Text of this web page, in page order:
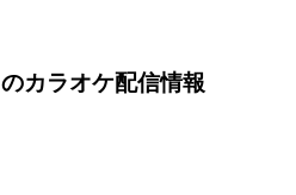
のカラオケ配信情報